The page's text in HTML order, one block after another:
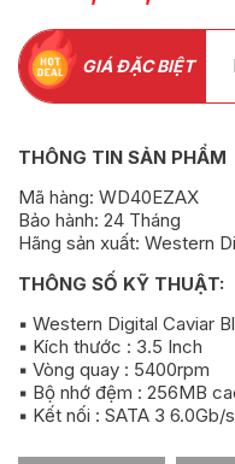
GIÁ ĐẶC BIỆT
THÔNG TIN SẢN PHẨM
Mã hàng: WD40EZAX
Bảo hành: 24 Tháng
Hãng sản xuất: Western
THÔNG SỐ KỸ THUẬT:
▪️ Western Digital Caviar
▪️ Kích thước : 3.5 Inch
▪️ Vòng quay : 5400rpm
▪️ Bộ nhớ đệm : 256MB
▪️ Kết nối : SATA 3 6.0Gb/s